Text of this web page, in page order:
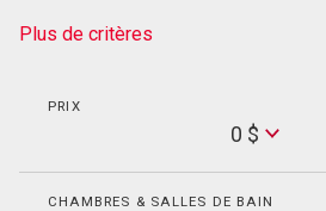
Plus de critères
PRIX
0 $
CHAMBRES & SALLES DE BAIN